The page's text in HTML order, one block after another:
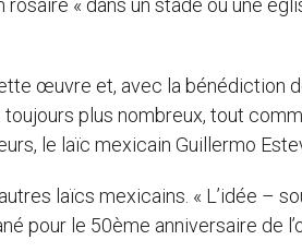
« dans un stade ou une
œuvre et, avec la bénédiction
plus nombreux, tout
le laïc mexicain Guillermo
laïcs mexicains. « L’idée –
pour le 50ème anniversaire de